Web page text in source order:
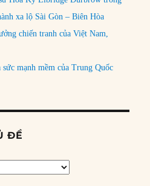
xa lộ Sài Gòn – Biên Hòa
chiến tranh của Việt Nam,
mạnh mềm của Trung Quốc
ĐỀ